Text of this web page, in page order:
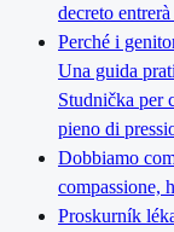
decreto
Perché i
Una guida
Studnička per
pieno di
Dobbiamo
compassione,
Proskurník